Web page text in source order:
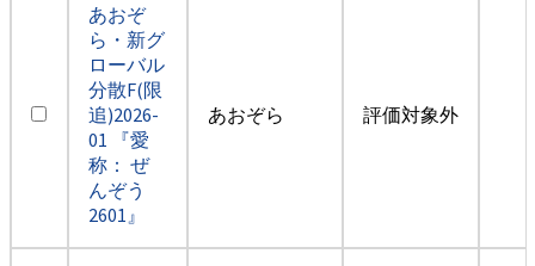
あおぞ
ら・新グ
ローバル
分散F(限
追)2026-
01 『愛
称： ぜ
んぞう
2601』
あおぞら 評価対象外